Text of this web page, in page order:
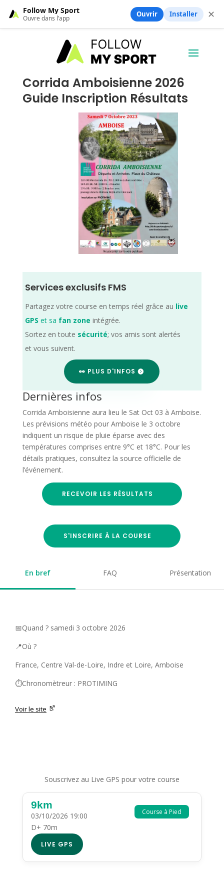
Corrida Amboisienne 2026
Guide Inscription Résultats
Services exclusifs FMS
Partagez votre course en temps réel grâce au live
GPS et sa fan zone intégrée.
Sortez en toute sécurité; vos amis sont alertés
et vous suivent.
👀 PLUS D'INFOS
Dernières infos
Corrida Amboisienne aura lieu le Sat Oct 03 à Amboise.
Les prévisions météo pour Amboise le 3 octobre
indiquent un risque de pluie éparse avec des
températures comprises entre 9°C et 18°C. Pour les
détails pratiques, consultez la source officielle de
l’événement.
RECEVOIR LES RÉSULTATS
S'INSCRIRE À LA COURSE
En bref FAQ Présentation
📅Quand ? samedi 3 octobre 2026
📍Où ?
France, Centre Val-de-Loire, Indre et Loire, Amboise
⏱️Chronomètreur : PROTIMING
Voir le site
Souscrivez au Live GPS pour votre course
Course à Pied
9km
03/10/2026 19:00
D+ 70m
LIVE GPS
Follow My Sport
Ouvre dans l’app Ouvrir Installer ✕